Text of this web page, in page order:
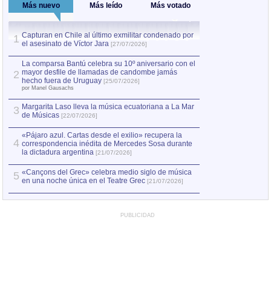
Más nuevo Más leído Más votado
1 Capturan en Chile al último exmilitar condenado por
el asesinato de Víctor Jara [27/07/2026]
2
La comparsa Bantú celebra su 10º aniversario con el
mayor desfile de llamadas de candombe jamás
hecho fuera de Uruguay [25/07/2026]
por Manel Gausachs
3 Margarita Laso lleva la música ecuatoriana a La Mar
de Músicas [22/07/2026]
4
«Pájaro azul. Cartas desde el exilio» recupera la
correspondencia inédita de Mercedes Sosa durante
la dictadura argentina [21/07/2026]
5 «Cançons del Grec» celebra medio siglo de música
en una noche única en el Teatre Grec [21/07/2026]
PUBLICIDAD